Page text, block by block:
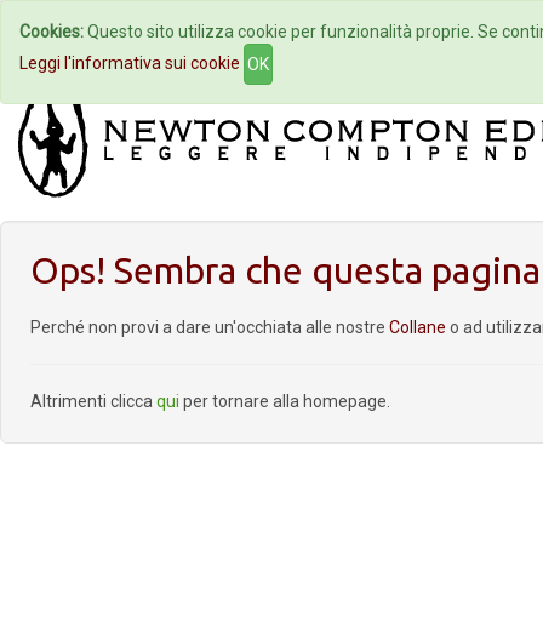
Home Autori Eventi
Ops! Sembra che questa
Perché non provi a dare un'occhiata alle nostre Collane o ad
Altrimenti clicca qui per tornare alla homepage.
Cookies:Questo sito utilizza cookie per funzionalità proprie. Se
Leggi l'informativa sui cookie OK